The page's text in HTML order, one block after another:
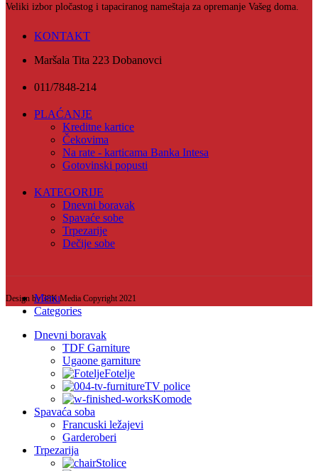
Veliki izbor pločastog i tapaciranog nameštaja za opremanje Vašeg doma.
KONTAKT
Maršala Tita 223 Dobanovci
011/7848-214
PLAĆANJE
Kreditne kartice
Čekovima
Na rate - karticama Banka Intesa
Gotovinski popusti
KATEGORIJE
Dnevni boravak
Spavaće sobe
Trpezarije
Dečije sobe
Design by 38K Media Copyright 2021
Menu
Categories
Dnevni boravak
TDF Garniture
Ugaone garniture
Fotelje
TV police
Komode
Spavaća soba
Francuski ležajevi
Garderoberi
Trpezarija
Stolice